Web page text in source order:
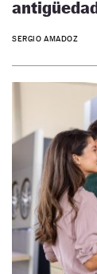
SERGIO AMADOZ